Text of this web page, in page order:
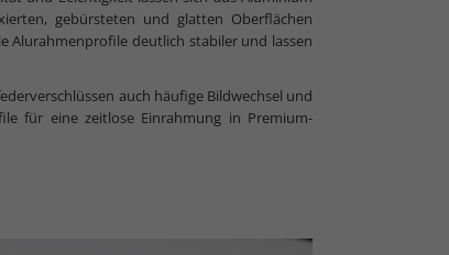
gebürsteten und glatten Oberflächen
Alurahmenprofile deutlich stabiler und lassen
auch häufige Bildwechsel und
für eine zeitlose Einrahmung in Premium-